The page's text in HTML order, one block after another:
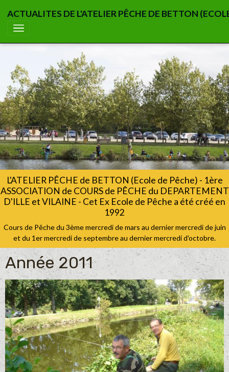
ACTUALITES DE L'ATELIER PÊCHE DE BETTON
L'ATELIER PÊCHE de BETTON (Ecole de Pêche) - 1ère
ASSOCIATION de COURS de PÊCHE du DEPARTEMENT
D'ILLE et VILAINE - Cet Ex Ecole de Pêche a été créé en
1992
Cours de Pêche du 3ème mercredi de mars au dernier mercredi de juin
et du 1er mercredi de septembre au dernier mercredi d'octobre.
Année 2011